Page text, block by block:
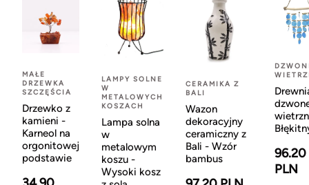
MAŁE
DRZEWKA
SZCZĘŚCIA
Drzewko z
kamieni -
Karneol na
orgonitowej
podstawie
LAMPY SOLNE
W
METALOWYCH
KOSZACH
Lampa solna
w
metalowym
koszu -
Wysoki kosz
CERAMIKA Z
BALI
Wazon
dekoracyjny
ceramiczny z
Bali - Wzór
bambus
96.20
PLN